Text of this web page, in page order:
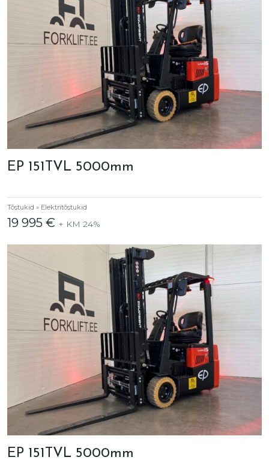
EP 151TVL 5000mm
Tõstukid » Elektritõstukid
19 995 € + KM 24%
EP 151TVL 5000mm